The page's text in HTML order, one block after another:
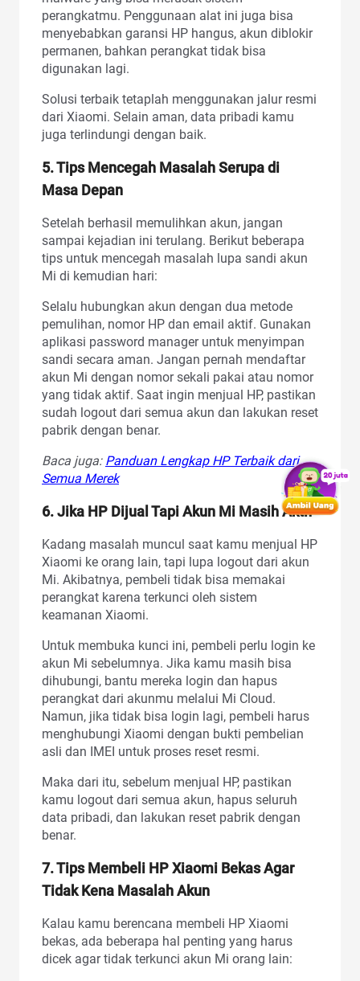
perangkatmu. Penggunaan alat ini juga bisa
menyebabkan garansi HP hangus, akun diblokir
permanen, bahkan perangkat tidak bisa
digunakan lagi.
Solusi terbaik tetaplah menggunakan jalur resmi
dari Xiaomi. Selain aman, data pribadi kamu
juga terlindungi dengan baik.
5. Tips Mencegah Masalah Serupa di
Masa Depan
Setelah berhasil memulihkan akun, jangan
sampai kejadian ini terulang. Berikut beberapa
tips untuk mencegah masalah lupa sandi akun
Mi di kemudian hari:
Selalu hubungkan akun dengan dua metode
pemulihan, nomor HP dan email aktif. Gunakan
aplikasi password manager untuk menyimpan
sandi secara aman. Jangan pernah mendaftar
akun Mi dengan nomor sekali pakai atau nomor
yang tidak aktif. Saat ingin menjual HP, pastikan
sudah logout dari semua akun dan lakukan reset
pabrik dengan benar.
Baca juga: Panduan Lengkap HP Terbaik dari
Semua Merek
6. Jika HP Dijual Tapi Akun Mi Masih Aktif
Kadang masalah muncul saat kamu menjual HP
Xiaomi ke orang lain, tapi lupa logout dari akun
Mi. Akibatnya, pembeli tidak bisa memakai
perangkat karena terkunci oleh sistem
keamanan Xiaomi.
Untuk membuka kunci ini, pembeli perlu login ke
akun Mi sebelumnya. Jika kamu masih bisa
dihubungi, bantu mereka login dan hapus
perangkat dari akunmu melalui Mi Cloud.
Namun, jika tidak bisa login lagi, pembeli harus
menghubungi Xiaomi dengan bukti pembelian
asli dan IMEI untuk proses reset resmi.
Maka dari itu, sebelum menjual HP, pastikan
kamu logout dari semua akun, hapus seluruh
data pribadi, dan lakukan reset pabrik dengan
benar.
7. Tips Membeli HP Xiaomi Bekas Agar
Tidak Kena Masalah Akun
Kalau kamu berencana membeli HP Xiaomi
bekas, ada beberapa hal penting yang harus
dicek agar tidak terkunci akun Mi orang lain: